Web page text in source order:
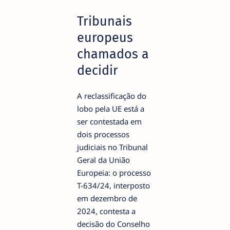
Tribunais
europeus
chamados a
decidir
A reclassificação do
lobo pela UE está a
ser contestada em
dois processos
judiciais no Tribunal
Geral da União
Europeia: o processo
T-634/24, interposto
em dezembro de
2024, contesta a
decisão do Conselho